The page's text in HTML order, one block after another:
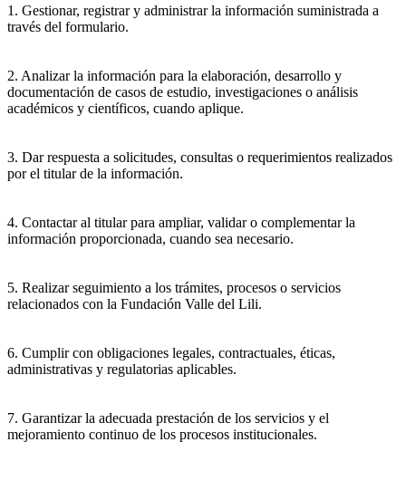
1. Gestionar, registrar y administrar la información suministrada a
través del formulario.
2. Analizar la información para la elaboración, desarrollo y
documentación de casos de estudio, investigaciones o análisis
académicos y científicos, cuando aplique.
3. Dar respuesta a solicitudes, consultas o requerimientos realizados
por el titular de la información.
4. Contactar al titular para ampliar, validar o complementar la
información proporcionada, cuando sea necesario.
5. Realizar seguimiento a los trámites, procesos o servicios
relacionados con la Fundación Valle del Lili.
6. Cumplir con obligaciones legales, contractuales, éticas,
administrativas y regulatorias aplicables.
7. Garantizar la adecuada prestación de los servicios y el
mejoramiento continuo de los procesos institucionales.